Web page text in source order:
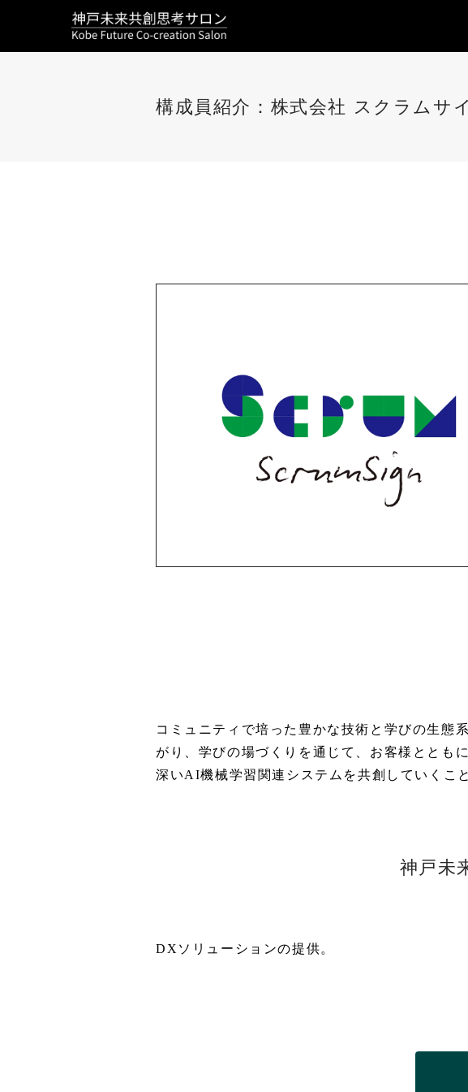
構成員紹介：株式会社 スクラムサ
コミュニティで培った豊かな技術と学びの生態
がり、学びの場づくりを通じて、お客様ととも
深いAI機械学習関連システムを共創していくこ
神戸未
DXソリューションの提供。